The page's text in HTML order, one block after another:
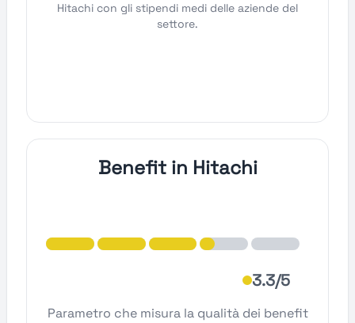
Hitachi con gli stipendi medi delle aziende del
settore.
Benefit in Hitachi
3.3/5
Parametro che misura la qualità dei benefit